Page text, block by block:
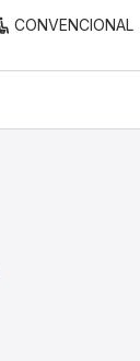
CONVENCIONAL